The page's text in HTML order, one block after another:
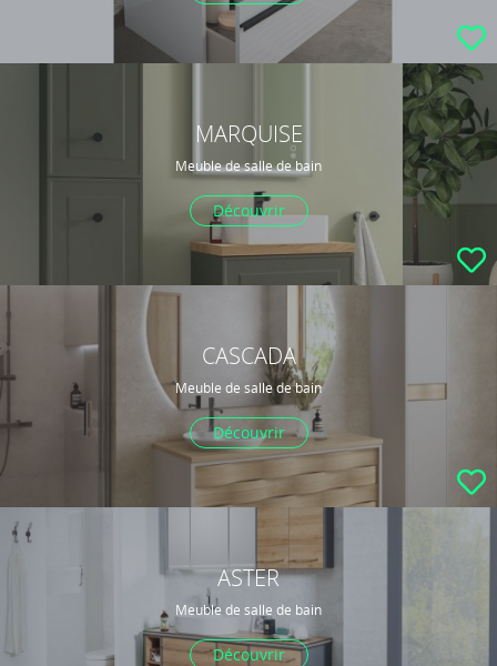
MARQUISE
Meuble de salle de bain
Découvrir
CASCADA
Meuble de salle de bain
Découvrir
ASTER
Meuble de salle de bain
Découvrir